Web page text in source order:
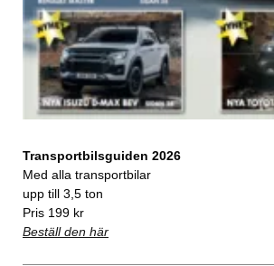
Transportbilsguiden 2026
Med alla transportbilar
upp till 3,5 ton
Pris 199 kr
Beställ den här